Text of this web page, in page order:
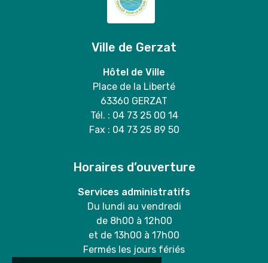
Ville de Gerzat
Hôtel de Ville
Place de la Liberté
63360 GERZAT
Tél. : 04 73 25 00 14
Fax : 04 73 25 89 50
Horaires d’ouverture
Services administratifs
Du lundi au vendredi
de 8h00 à 12h00
et de 13h00 à 17h00
Fermés les jours fériés